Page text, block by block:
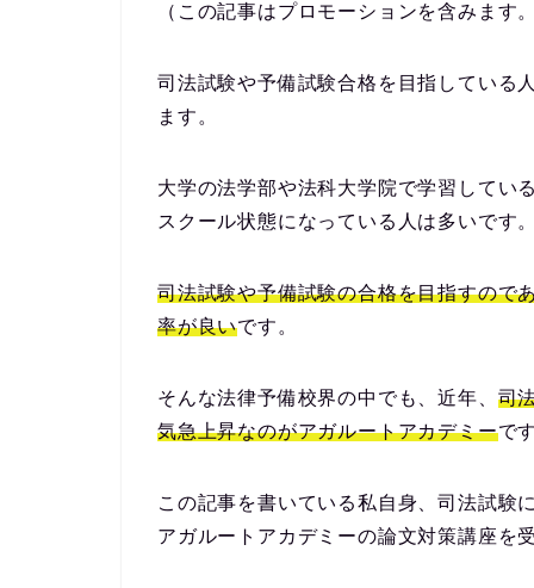
（この記事はプロモーションを含みます
司法試験や予備試験合格を目指している
ます。
大学の法学部や法科大学院で学習してい
スクール状態になっている人は多いです
司法試験や予備試験の合格を目指すので
率が良いです。
そんな法律予備校界の中でも、近年、 司
気急上昇なのがアガルートアカデミーで
この記事を書いている私自身、司法試験
アガルートアカデミーの論文対策講座を